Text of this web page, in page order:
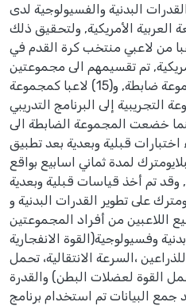
البدنية والفسيولوجية لدى
العربية الأمريكية, ولتحقيق ذلك
العينة من (30)لاعبا من لاعبي منتخب كرة القدم في
تم تقسيمهم الى مجموعتين
متكافئتين(15)لاعبا كمجموعة ضابطة, و(15) لاعبا كمجموعة
إلى البرنامج التدريبي
خضعت المجموعة الضابطة الى
اختبارات قبلية وبعدية بعد تطبيق
لمدة ثماني اسابيع بواقع
وقد تم أخذ قياسات قبلية وبعدية
على تطوير القدرات البدنية و
من أفراد المجموعتين
وفسيولوجية(القوة الانفجارية
،السرعة الانتقالية، تحمل
القوة لعضلات البطن) والقدرة
جمع البيانات تم استخدام برنامج